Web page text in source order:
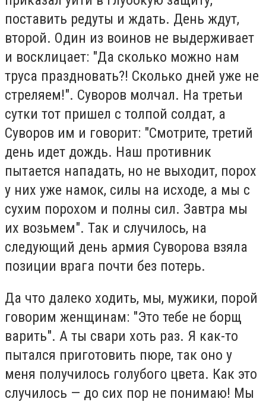
поставить редуты и ждать. День ждут,
второй. Один из воинов не выдерживает
и восклицает: "Да сколько можно нам
труса праздновать?! Сколько дней уже не
стреляем!". Суворов молчал. На третьи
сутки тот пришел с толпой солдат, а
Суворов им и говорит: "Смотрите, третий
день идет дождь. Наш противник
пытается нападать, но не выходит, порох
у них уже намок, силы на исходе, а мы с
сухим порохом и полны сил. Завтра мы
их возьмем". Так и случилось, на
следующий день армия Суворова взяла
позиции врага почти без потерь.
Да что далеко ходить, мы, мужики, порой
говорим женщинам: "Это тебе не борщ
варить". А ты свари хоть раз. Я как-то
пытался приготовить пюре, так оно у
меня получилось голубого цвета. Как это
случилось — до сих пор не понимаю! Мы